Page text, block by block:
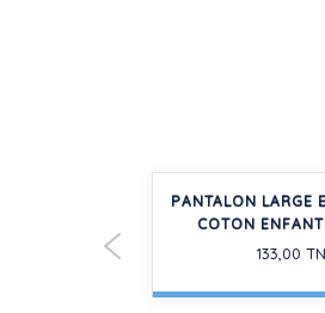
PANTALON LARGE
COTON
133,00